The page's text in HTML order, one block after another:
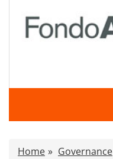
Characteristics
Home Governance